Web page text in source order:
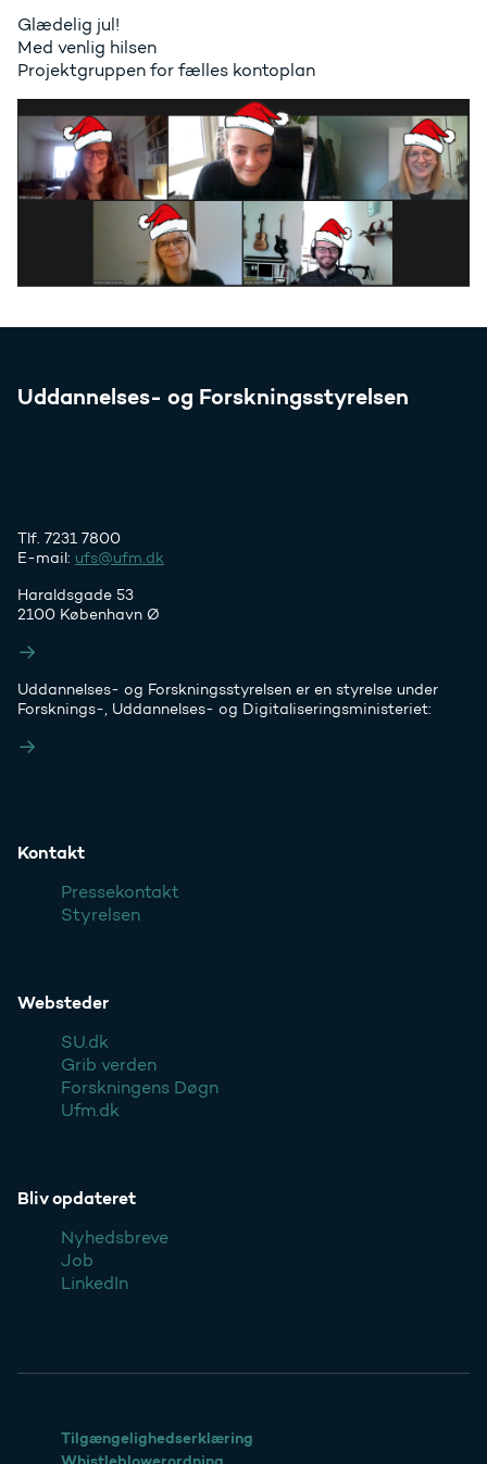
Glædelig jul!
Med venlig hilsen
Projektgruppen for fælles kontoplan
Uddannelses- og Forskningsstyrelsen
Tlf. 7231 7800
E-mail: ufs@ufm.dk
Haraldsgade 53
2100 København Ø
Uddannelses- og Forskningsstyrelsen er en styrelse under
Forsknings-, Uddannelses- og Digitaliseringsministeriet:
Kontakt
Pressekontakt
Styrelsen
Websteder
SU.dk
Grib verden
Forskningens Døgn
Ufm.dk
Bliv opdateret
Nyhedsbreve
Job
LinkedIn
Tilgængelighedserklæring